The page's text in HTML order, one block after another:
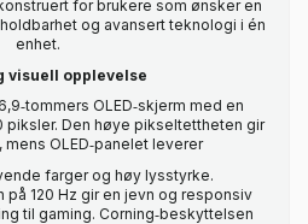
for brukere som ønsker en
og avansert teknologi i én
enhet.
visuell opplevelse
OLED‑skjerm med en
piksler. Den høye pikseltettheten gir
OLED‑panelet leverer
farger og høy lysstyrke.
120 Hz gir en jevn og responsiv
til gaming. Corning‑beskyttelsen